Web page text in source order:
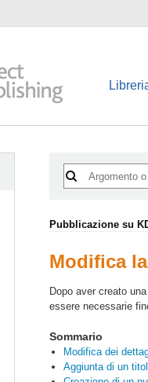
Pubblicazione su
Modifica
Dopo aver creato
essere necessarie
Sommario
Modifica dei
Aggiunta di un